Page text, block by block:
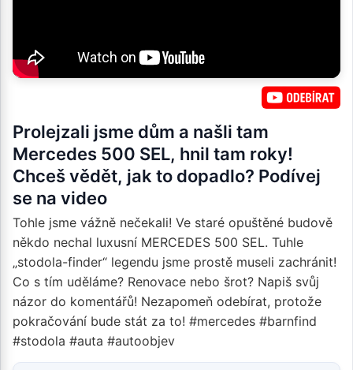
Prolejzali jsme dům a našli tam
Mercedes 500 SEL, hnil tam roky!
Chceš vědět, jak to dopadlo? Podívej
se na video
Tohle jsme vážně nečekali! Ve staré opuštěné budově
někdo nechal luxusní MERCEDES 500 SEL. Tuhle
„stodola-finder“ legendu jsme prostě museli zachránit!
Co s tím uděláme? Renovace nebo šrot? Napiš svůj
názor do komentářů! Nezapomeň odebírat, protože
pokračování bude stát za to! #mercedes #barnfind
#stodola #auta #autoobjev